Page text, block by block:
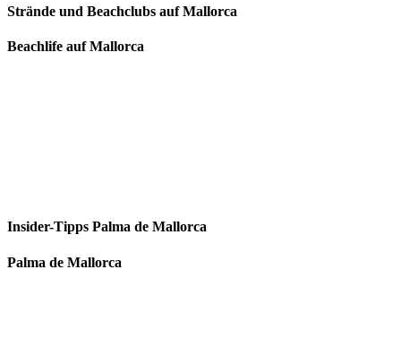
Strände und Beachclubs auf Mallorca
Beachlife auf Mallorca
Insider-Tipps Palma de Mallorca
Palma de Mallorca